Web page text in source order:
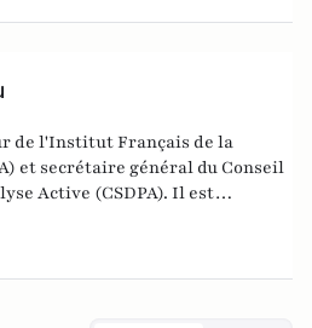
de l'Institut Français de la
et secrétaire général du Conseil
Active (CSDPA). Il est
de soutien psychologique
Orphelins des Sapeurs-